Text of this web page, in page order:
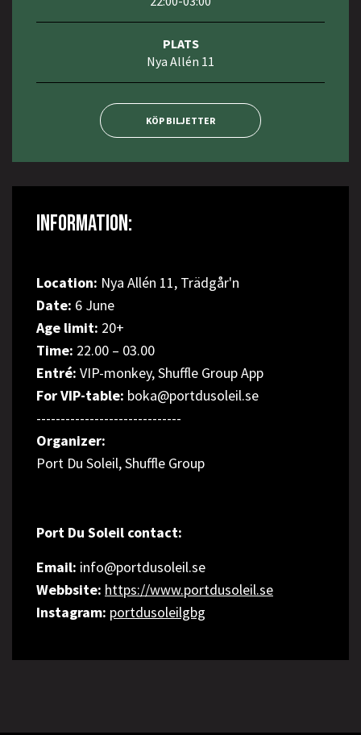
PLATS
Nya Allén 11
KÖP BILJETTER
INFORMATION:
Location: Nya Allén 11, Trädgår'n
Date: 6 June
Age limit: 20+
Time: 22.00 – 03.00
Entré: VIP-monkey, Shuffle Group App
For VIP-table: boka@portdusoleil.se
------------------------------
Organizer:
Port Du Soleil, Shuffle Group
Port Du Soleil contact:
Email: info@portdusoleil.se
Webbsite: https://www.portdusoleil.se
Instagram: portdusoleilgbg